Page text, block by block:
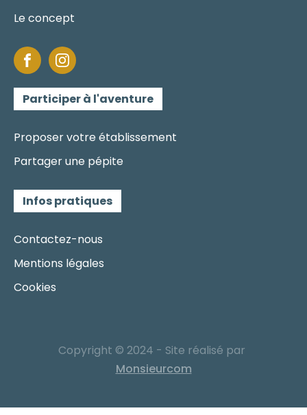
Le concept
Participer à l'aventure
Proposer votre établissement
Partager une pépite
Infos pratiques
Contactez-nous
Mentions légales
Cookies
Copyright © 2024 - Site réalisé par
Monsieurcom